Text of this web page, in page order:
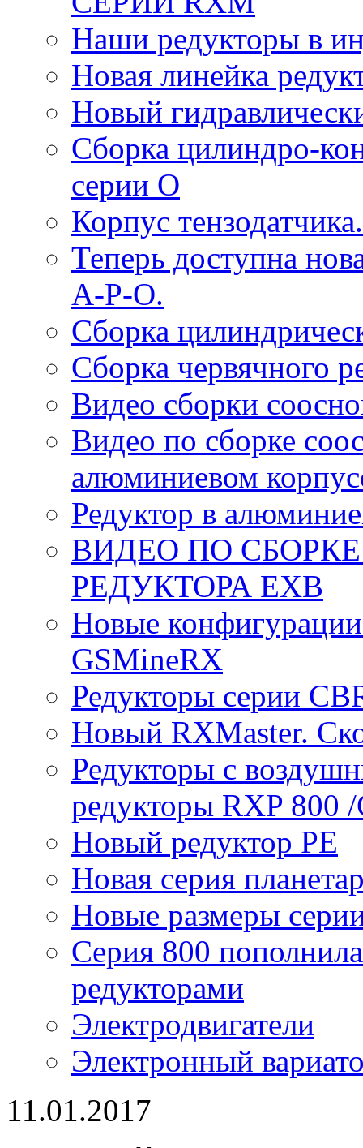
Наши редукторы в
Новая линейка
Новый
Сборка цилиндро-
серии O
Корпус тензодатчика.
Теперь доступна
A-P-O.
Сборка
Сборка червячного
Видео сборки
Видео по сборке
алюминиевом
Редуктор в
ВИДЕО ПО
РЕДУКТОРА EXB
Новые
GSMineRX
Редукторы серии
Новый RXMaster.
Редукторы с
редукторы RXP 800
Новый редуктор PE
Новая серия
Новые размеры
Серия 800
редукторами
Электродвигатели
Электронный
11.01.2017